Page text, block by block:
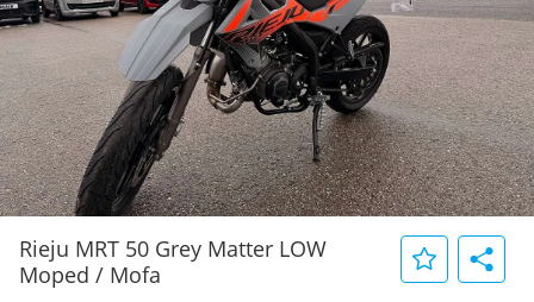
Rieju MRT 50 Grey Matter LOW
Moped / Mofa